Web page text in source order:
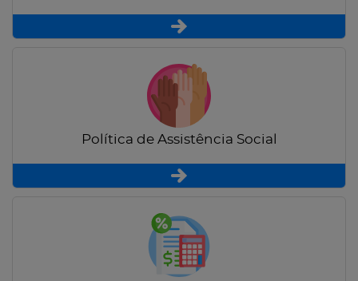
Política de Assistência Social